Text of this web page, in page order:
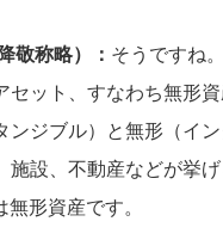
敬称略）： そうですね
ット、すなわち無形
ジブル）と無形（イ
設、不動産などが挙
形資産です。